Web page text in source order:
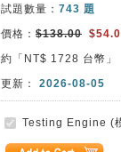
試題數量： 743 題
價格： $138.00
約「NT$ 1728 台幣
更新：
2026-08-05
Testing Engine (